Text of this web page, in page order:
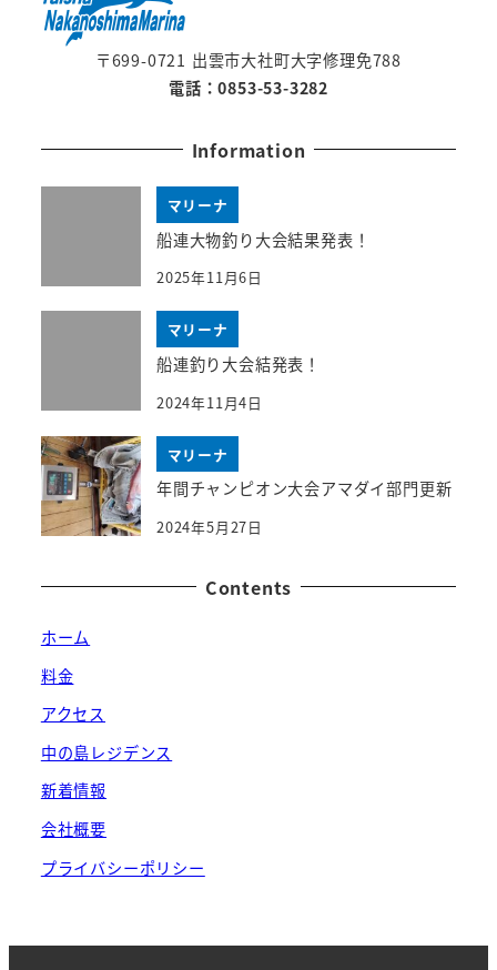
〒699-0721 出雲市大社町大字修理免788
電話：0853-53-3282
Information
マリーナ
船連大物釣り大会結果発表！
2025年11月6日
マリーナ
船連釣り大会結発表！
2024年11月4日
マリーナ
年間チャンピオン大会アマダイ部門更新
2024年5月27日
Contents
ホーム
料金
アクセス
中の島レジデンス
新着情報
会社概要
プライバシーポリシー